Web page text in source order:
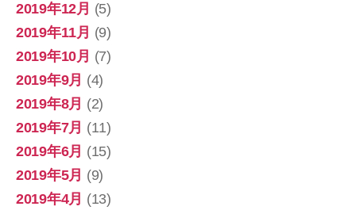
2019年12月 (5)
2019年11月 (9)
2019年10月 (7)
2019年9月 (4)
2019年8月 (2)
2019年7月 (11)
2019年6月 (15)
2019年5月 (9)
2019年4月 (13)